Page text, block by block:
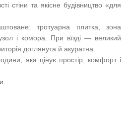
стіни та якісне будівництво «для
тротуарна плитка, зона
і комора. При вїзді — великий
доглянута й акуратна.
яка цінує простір, комфорт і